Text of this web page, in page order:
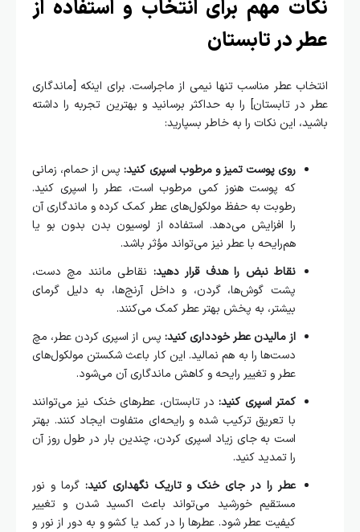
نکات مهم برای انتخاب و استفاده از
عطر در تابستان
انتخاب عطر مناسب تنها نیمی از ماجراست. برای اینکه [ماندگاری
عطر در تابستان] را به حداکثر برسانید و بهترین تجربه را داشته
باشید، این نکات را به خاطر بسپارید:
روی پوست تمیز و مرطوب اسپری کنید:پس از حمام، زمانی
که پوست هنوز کمی مرطوب است، عطر را اسپری کنید.
رطوبت به حفظ مولکول‌های عطر کمک کرده و ماندگاری آن
را افزایش می‌دهد. استفاده از لوسیون بدن بدون بو یا
هم‌رایحه با عطر نیز می‌تواند مؤثر باشد.
نقاط نبض را هدف قرار دهید: نقاطی مانند مچ دست،
پشت گوش‌ها، گردن، و داخل آرنج‌ها، به دلیل گرمای
بیشتر، به پخش بهتر عطر کمک می‌کنند.
از مالیدن عطر خودداری کنید: پس از اسپری کردن عطر، مچ
دست‌ها را به هم نمالید. این کار باعث شکستن مولکول‌های
عطر و تغییر رایحه و کاهش ماندگاری آن می‌شود.
کمتر اسپری کنید:در تابستان، عطرهای خنک نیز می‌توانند
با تعریق ترکیب شده و رایحه‌ای متفاوت ایجاد کنند. بهتر
است به جای زیاد اسپری کردن، چندین بار در طول روز آن
را تمدید کنید.
عطر را در جای خنک و تاریک نگهداری کنید: گرما و نور
مستقیم خورشید می‌تواند باعث اکسید شدن و تغییر
کیفیت عطر شود. عطرها را در کمد یا کشو و به دور از نور و